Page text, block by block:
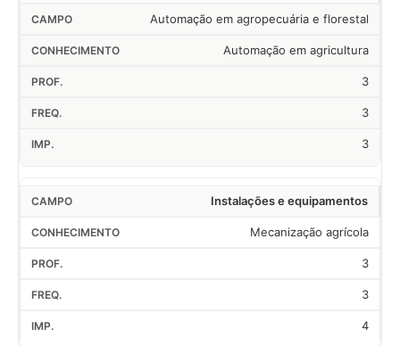
Automação em agropecuária e florestal
Automação em agricultura
3
3
3
Instalações e equipamentos
Mecanização agrícola
3
3
4